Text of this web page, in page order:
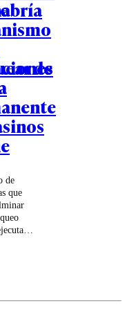
de
de
que